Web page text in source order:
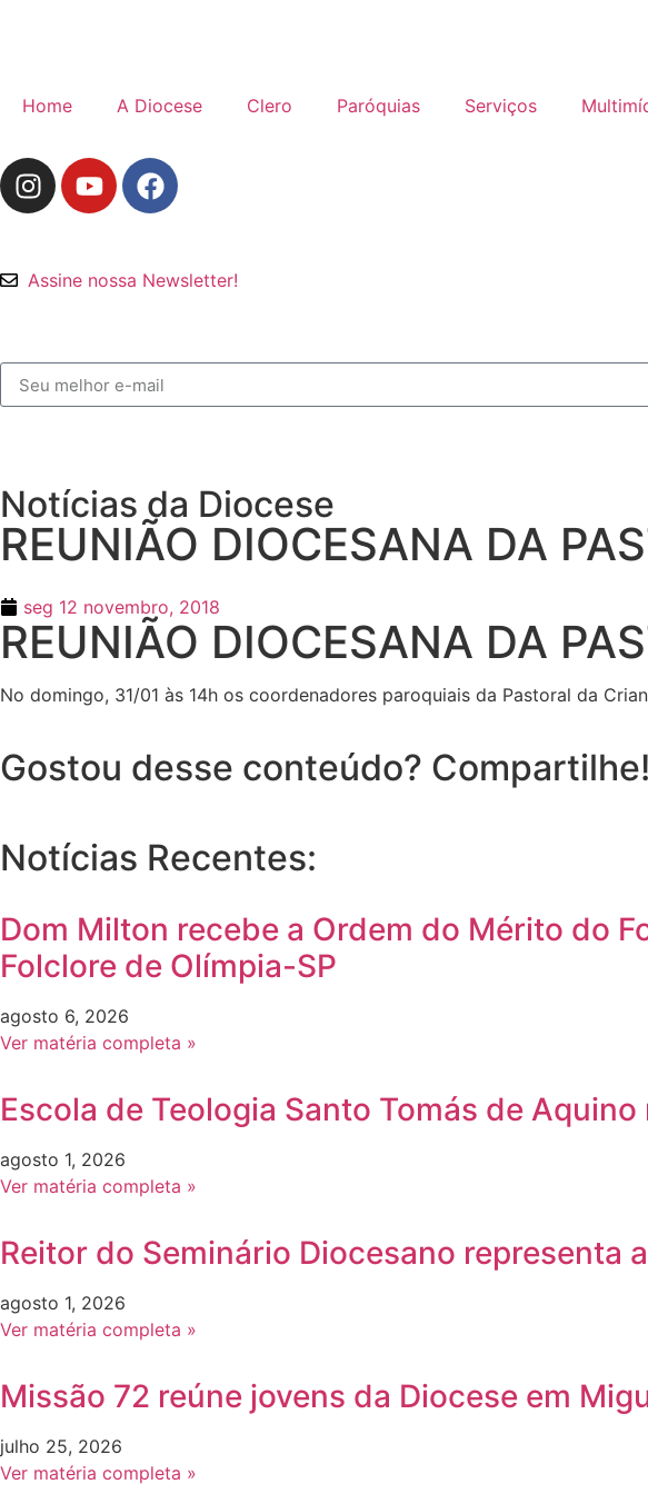
Home A Diocese Clero Paróquias Serviços
Assine nossa Newsletter!
Notícias da Diocese
REUNIÃO DIOCESANA DA
seg 12 novembro, 2018
REUNIÃO DIOCESANA DA
No domingo, 31/01 às 14h os coordenadores paroquiais da Pastoral da
Gostou desse conteúdo? Compartilhe!
Notícias Recentes:
Dom Milton recebe a Ordem do Mérito do
Folclore de Olímpia-SP
agosto 6, 2026
Ver matéria completa »
Escola de Teologia Santo Tomás de
agosto 1, 2026
Ver matéria completa »
Reitor do Seminário Diocesano representa
agosto 1, 2026
Ver matéria completa »
Missão 72 reúne jovens da Diocese em
julho 25, 2026
Ver matéria completa »